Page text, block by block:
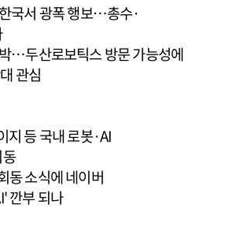
국서 광폭 행보…총수·
…두산로보틱스 방문 가능성에
관심
지 등 국내 로봇·AI
동 소식에 네이버
깐부 되나